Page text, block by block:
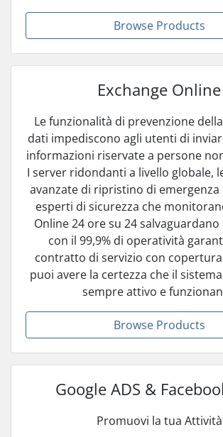
Browse Products
Exchange Online
Le funzionalità di prevenzione
dati impediscono agli utenti di
informazioni riservate a persone
I server ridondanti a livello globale,
avanzate di ripristino di emergenza
esperti di sicurezza che
Online 24 ore su 24
con il 99,9% di operatività
contratto di servizio con
puoi avere la certezza che il
sempre attivo e
Browse Products
Google ADS &
Promuovi la tua Attività